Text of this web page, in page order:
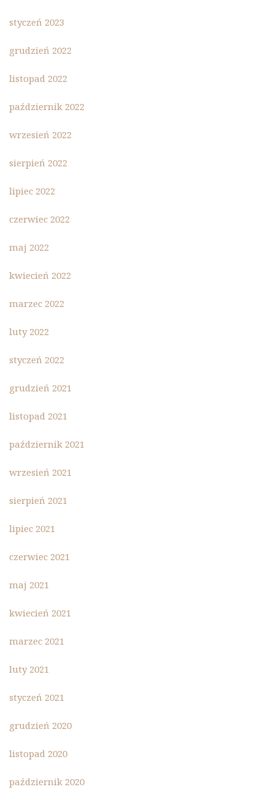
styczeń 2023
grudzień 2022
listopad 2022
październik 2022
wrzesień 2022
sierpień 2022
lipiec 2022
czerwiec 2022
maj 2022
kwiecień 2022
marzec 2022
luty 2022
styczeń 2022
grudzień 2021
listopad 2021
październik 2021
wrzesień 2021
sierpień 2021
lipiec 2021
czerwiec 2021
maj 2021
kwiecień 2021
marzec 2021
luty 2021
styczeń 2021
grudzień 2020
listopad 2020
październik 2020